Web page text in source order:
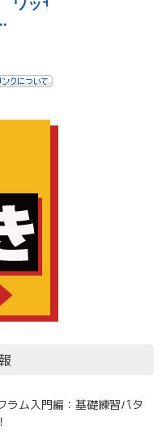
ラム入門編：基礎練習パタ